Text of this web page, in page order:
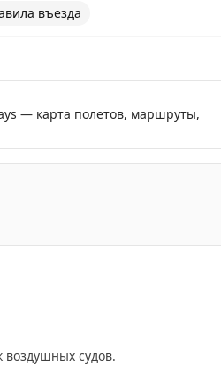
въезда
— карта полетов, маршруты,
судов.